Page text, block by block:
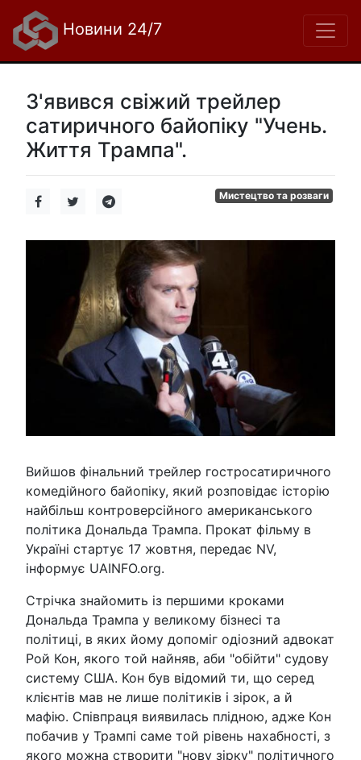
Новини 24/7
З'явився свіжий трейлер
сатиричного байопіку "Учень.
Життя Трампа".
Мистецтво та розваги
Вийшов фінальний трейлер гостросатиричного
комедійного байопіку, який розповідає історію
найбільш контроверсійного американського
політика Дональда Трампа. Прокат фільму в
Україні стартує 17 жовтня, передає NV,
інформує UAINFO.org.
Стрічка знайомить із першими кроками
Дональда Трампа у великому бізнесі та
політиці, в яких йому допоміг одіозний адвокат
Рой Кон, якого той найняв, аби "обійти" судову
систему США. Кон був відомий ти, що серед
клієнтів мав не лише політиків і зірок, а й
мафію. Співпраця виявилась плідною, адже Кон
побачив у Трампі саме той рівень нахабності, з
якого можна створити "нову зірку" політичного